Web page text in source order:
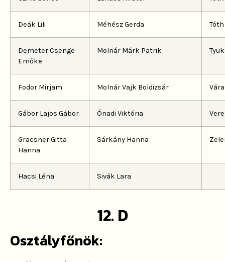
Deák Lili Méhész Gerda Tóth
Demeter Csenge
Emőke
Molnár Márk Patrik
Fodor Mirjam Molnár Vajk Boldizsár
Gábor Lajos Gábor Ónadi Viktória
Gracsner Gitta
Hanna
Sárkány Hanna
Hacsi Léna Sivák Lara
12. D
Osztályfőnök: